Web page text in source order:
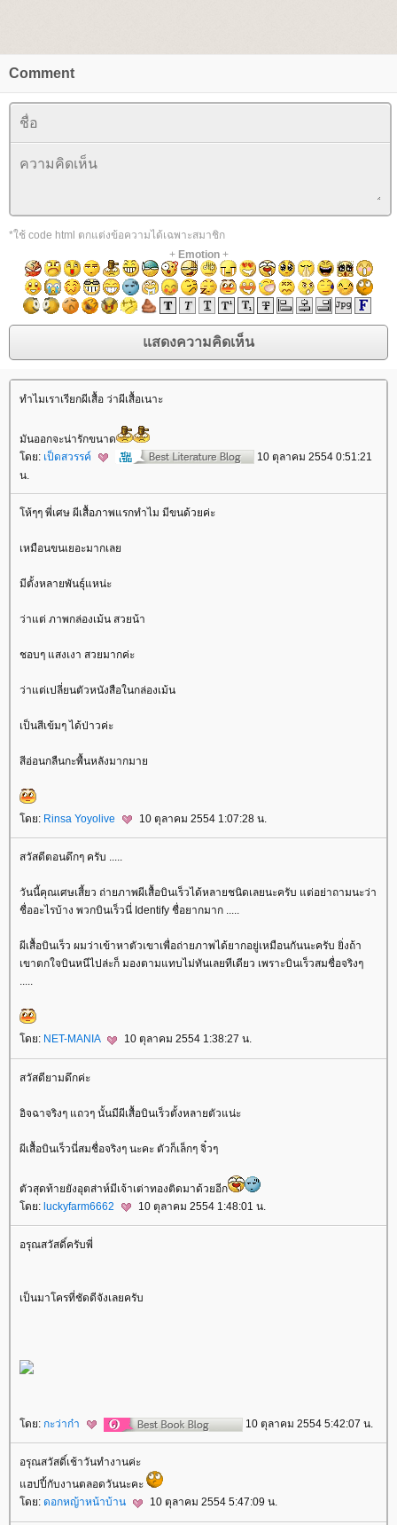
Comment
*ใช้ code html ตกแต่งข้อความได้เฉพาะสมาชิก
+ Emotion+
ทำไมเราเรียกผีเสื้อ ว่าผีเสื้อเนาะ
มันออกจะน่ารักขนาด
ดย: เป็ดสวรรค์
10 ตุลาคม 2554 0:51:21
น.
ห้ๆๆ พี่เศษ ผีเสื้อภาพแรกทำไม มีขนด้วยค่ะ
เหมือนขนเยอะมากเล
มีตั้งหลายพันธุ์แหน่ะ
ว่าแต่ ภาพกล่องเม้น สวยน้า
ชอบๆ แสงเงา สวยมากค่ะ
ว่าแต่เปลี่ยนตัวหนังสือในกล่องเม้น
เป็นสีเข้มๆ ได้ป่าวค่ะ
สีอ่อนกลืนกะพื้นหลังมากมา
ดย: Rinsa Yoyolive 10 ตุลาคม 2554 1:07:28 น.
สวัสดีตอนดึกๆ ครับ .....
วันนี้คุณเศษเสี้ยว ถ่ายภาพผีเสื้อบินเร็วได้หลายชนิดเลยนะครับ แต่อย่าถามนะว่า
ชื่ออะไรบ้าง พวกบินเร็วนี่ Identify ชื่อยากมาก .....
ผีเสื้อบินเร็ว ผมว่าเข้าหาตัวเขาเพื่อถ่ายภาพได้ยากอยู่เหมือนกันนะครับ ยิ่งถ้า
เขาตกใจบินหนีไปล่ะก็ มองตามแทบไม่ทันเลยทีเดียว เพราะบินเร็วสมชื่อจริงๆ
.....
ดย: NET-MANIA 10 ตุลาคม 2554 1:38:27 น.
สวัสดียามดึกค่ะ
อิจฉาจริงๆ แถวๆ นั้นมีผีเสื้อบินเร็วตั้งหลายตัวแน่ะ
ผีเสื้อบินเร็วนี่สมชื่อจริงๆ นะคะ ตัวก็เล็กๆ จิ๋วๆ
ตัวสุดท้ายยังอุตส่าห์มีเจ้าเต่าทองติดมาด้วยอีก
ดย: luckyfarm6662 10 ตุลาคม 2554 1:48:01 น.
อรุณสวัสดิ์ครับพี่
เป็นมาโครที่ชัดดีจังเลยครับ
ดย: กะว่าก๋า 10 ตุลาคม 2554 5:42:07 น.
อรุณสวัสดิ์เช้าวันทำงานค่ะ
ฮปปี้กับงานตลอดวันนะคะ
ดย: ดอกหญ้าหน้าบ้าน 10 ตุลาคม 2554 5:47:09 น.